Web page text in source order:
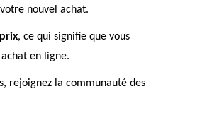
nouvel achat.
, ce qui signifie que vous
en ligne.
rejoignez la communauté des